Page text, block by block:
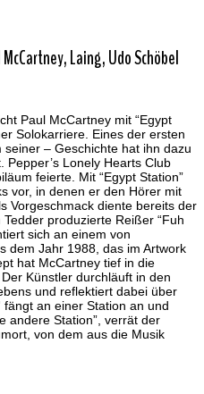
Laing, Udo Schöbel
Paul McCartney mit “Egypt
Solokarriere. Eines der ersten
– Geschichte hat ihn dazu
Pepper’s Lonely Hearts Club
feierte. Mit “Egypt Station”
vor, in denen er den Hörer mit
Vorgeschmack diente bereits der
produzierte Reißer “Fuh
sich an einem von
dem Jahr 1988, das im Artwork
hat McCartney tief in die
Künstler durchläuft in den
und reflektiert dabei über
an einer Station an und
andere Station”, verrät der
von dem aus die Musik